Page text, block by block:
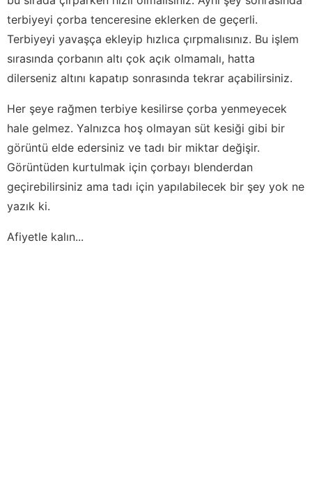
terbiyeyi çorba tenceresine eklerken de geçerli.
Terbiyeyi yavaşça ekleyip hızlıca çırpmalısınız. Bu işlem
sırasında çorbanın altı çok açık olmamalı, hatta
dilerseniz altını kapatıp sonrasında tekrar açabilirsiniz.
Her şeye rağmen terbiye kesilirse çorba yenmeyecek
hale gelmez. Yalnızca hoş olmayan süt kesiği gibi bir
görüntü elde edersiniz ve tadı bir miktar değişir.
Görüntüden kurtulmak için çorbayı blenderdan
geçirebilirsiniz ama tadı için yapılabilecek bir şey yok ne
yazık ki.
Afiyetle kalın...